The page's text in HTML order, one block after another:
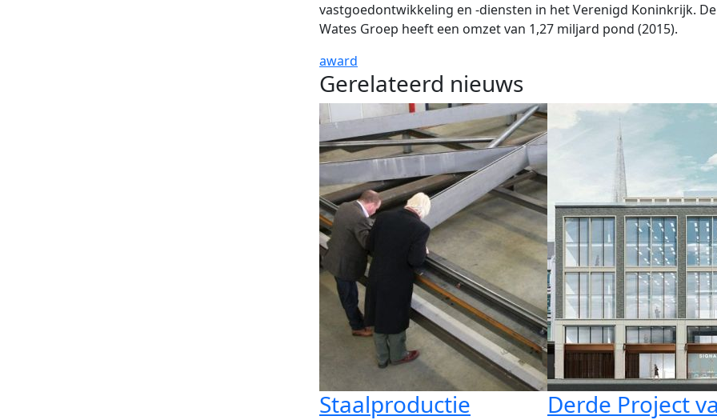
vastgoedontwikkeling en -diensten in het Verenigd Koninkrijk. De
Wates Groep heeft een omzet van 1,27 miljard pond (2015).
award
Gerelateerd nieuws
Staalproductie
Derde Project